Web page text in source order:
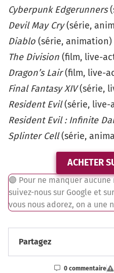
Cyberpunk Edgerunners
Devil May Cry(série,
Diablo (série, animation)
The Division (film, live-
Dragon’s Lair(film, live-
Final Fantasy XIV(série,
Resident Evil(série, live-
Resident Evil : Infinite
Splinter Cell(série,
ACHETER
🟣 Pour ne manquer aucune
suivez-nous sur Google et
vous nous adorez, on a une
Partagez
0 commentaire